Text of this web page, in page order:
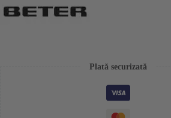
Plată securizată